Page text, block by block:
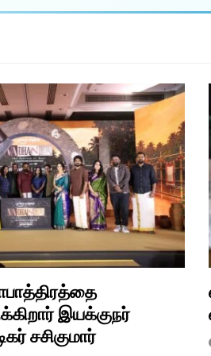
இயக்குநர்
சசிகுமார்